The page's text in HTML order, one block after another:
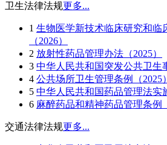
卫生法律法规更多...
1 生物医学新技术临床研究和临
（2026）
2 放射性药品管理办法（2025）
3 中华人民共和国突发公共卫生
4 公共场所卫生管理条例（2025）
5 中华人民共和国药品管理法实
6 麻醉药品和精神药品管理条例
交通法律法规更多...